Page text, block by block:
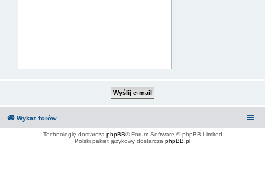
Wykaz forów
Technologię dostarcza phpBB® Forum Software © phpBB Limited
Polski pakiet językowy dostarcza phpBB.pl